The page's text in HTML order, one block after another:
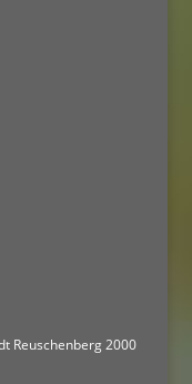
Reuschenberg 2000